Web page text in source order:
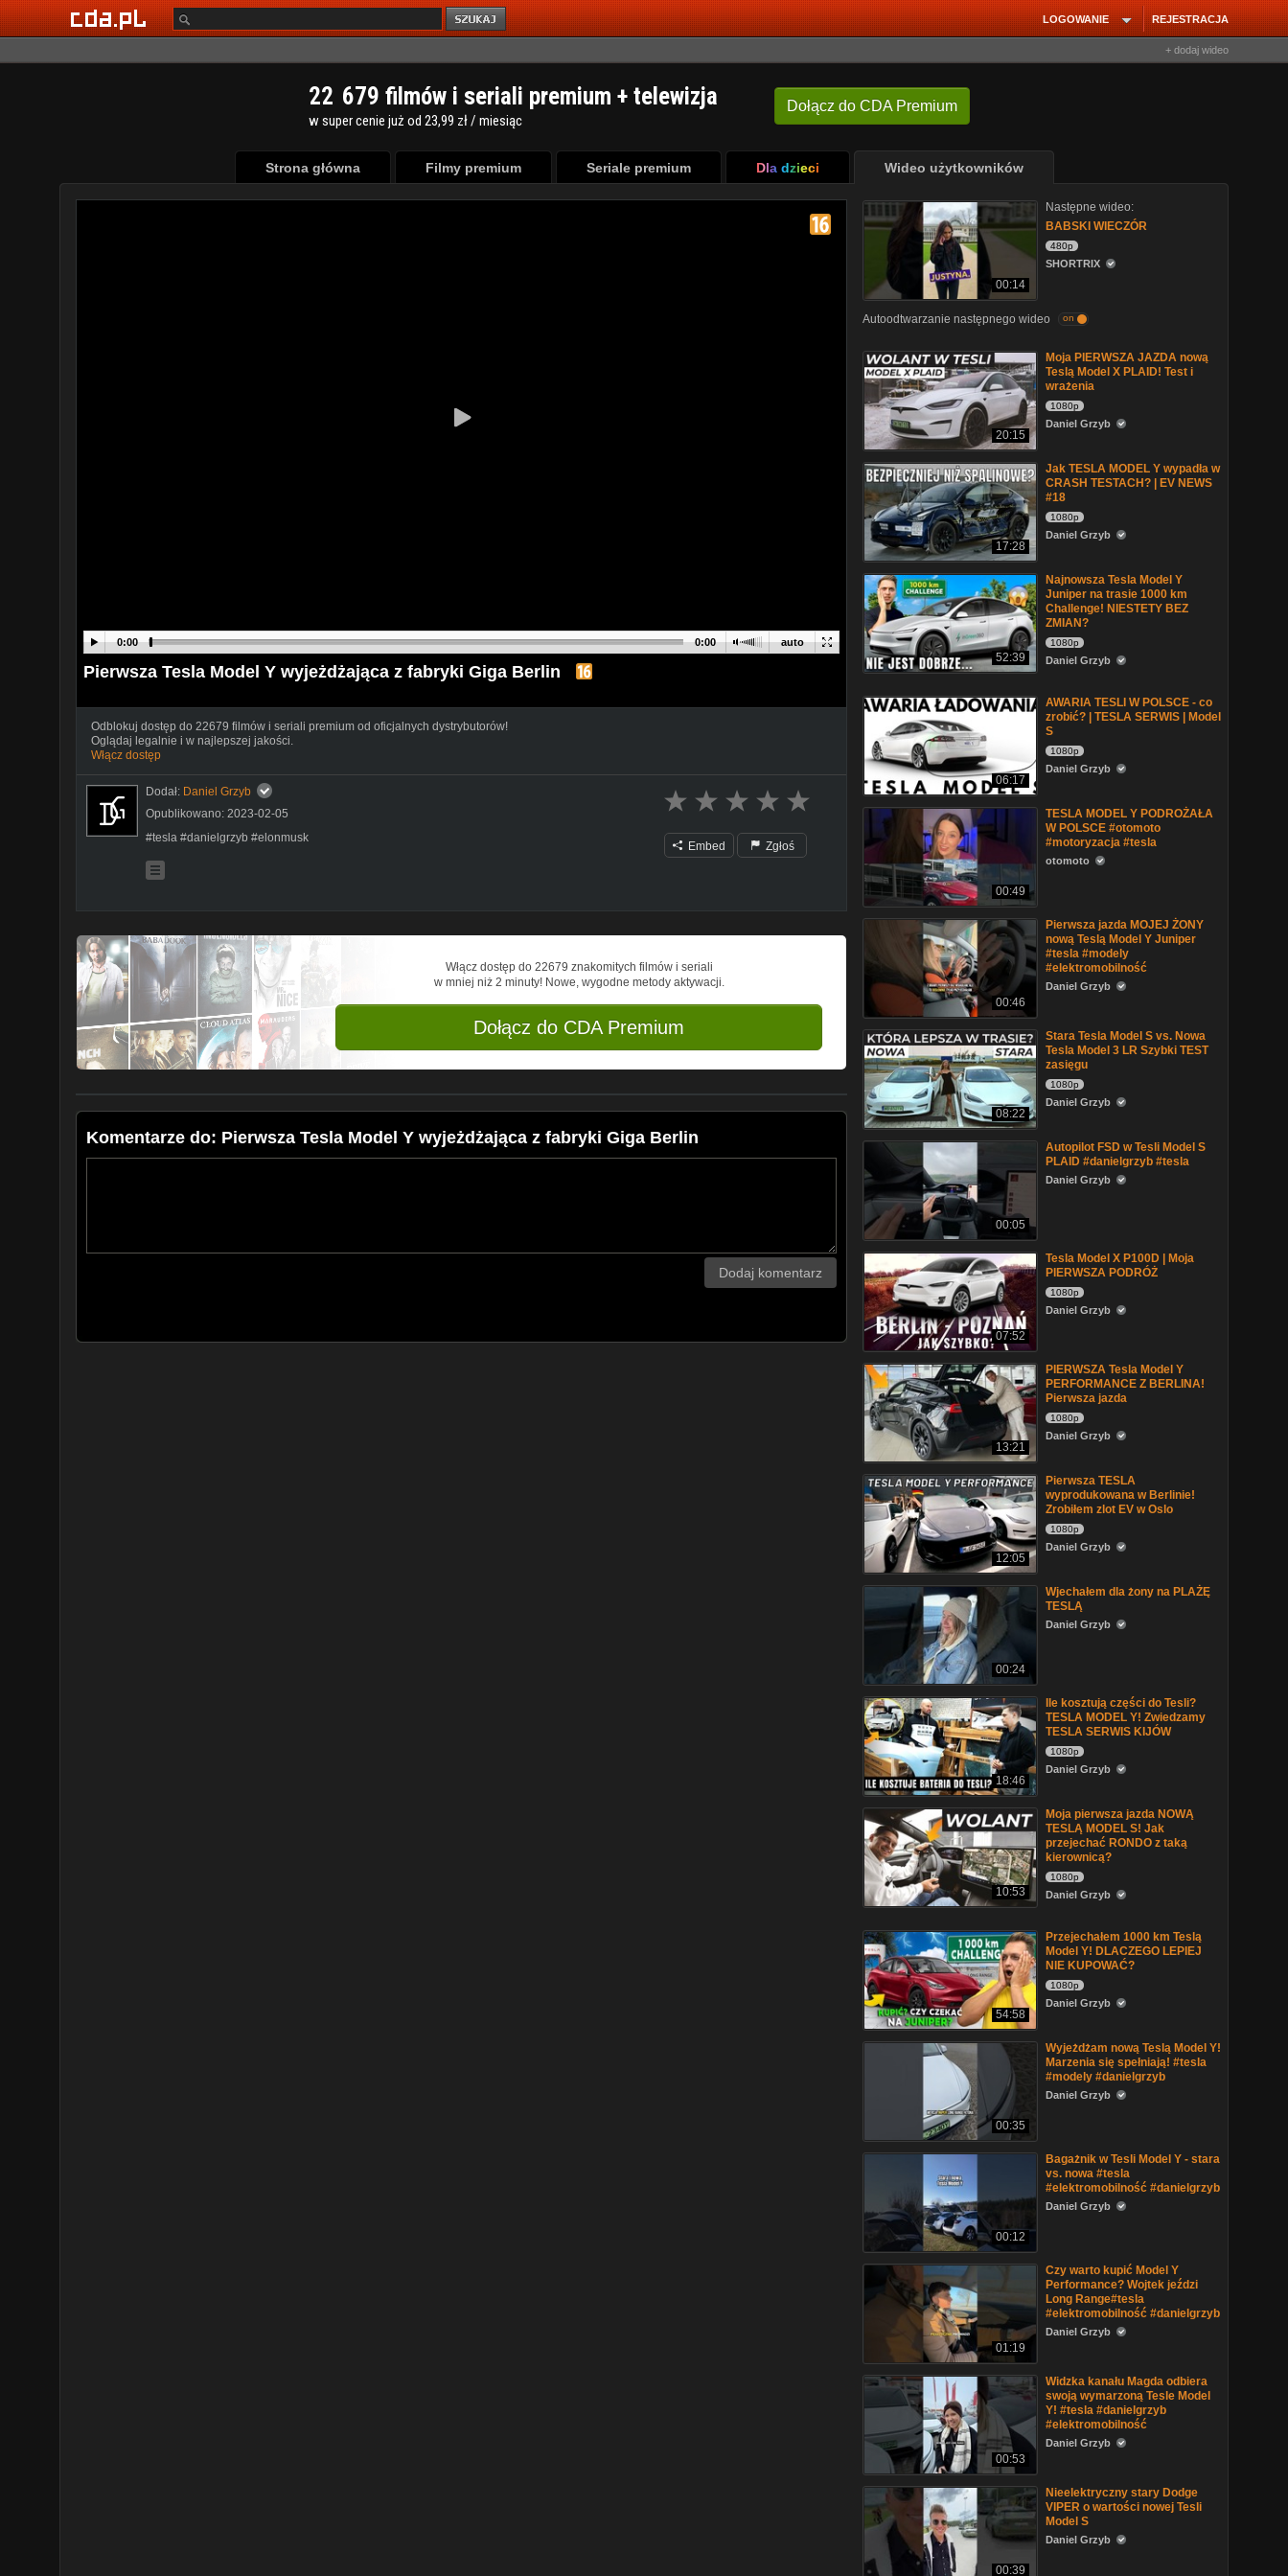
REJESTRACJA
LOGOWANIE
+ dodaj wideo
Dołącz do CDA Premium
22 679 filmów i seriali premium + telewizja
w super cenie już od 23,99 zł / miesiąc
Strona główna Filmy premium Seriale premium Dla dzieci Wideo użytkowników
auto
0:00 0:00
Pierwsza Tesla Model Y wyjeżdżająca z fabryki Giga Berlin
Odblokuj dostęp do 22679 filmów i seriali premium od oficjalnych dystrybutorów!
Oglądaj legalnie i w najlepszej jakości.
Włącz dostęp
Dodał: Daniel Grzyb
Opublikowano: 2023-02-05
#tesla #danielgrzyb #elonmusk
Embed Zgłoś
Włącz dostęp do 22679 znakomitych filmów i seriali
w mniej niż 2 minuty! Nowe, wygodne metody aktywacji.
Dołącz do CDA Premium
Komentarze do: Pierwsza Tesla Model Y wyjeżdżająca z fabryki Giga Berlin
Dodaj komentarz
00:14
Następne wideo:
BABSKI WIECZÓR
480p
SHORTRIX
Autoodtwarzanie następnego wideo on
20:15
Moja PIERWSZA JAZDA nową
Teslą Model X PLAID! Test i
wrażenia
1080p
Daniel Grzyb
17:28
Jak TESLA MODEL Y wypadła w
CRASH TESTACH? | EV NEWS
#18
1080p
Daniel Grzyb
52:39
Najnowsza Tesla Model Y
Juniper na trasie 1000 km
Challenge! NIESTETY BEZ
ZMIAN?
1080p
Daniel Grzyb
06:17
AWARIA TESLI W POLSCE - co
zrobić? | TESLA SERWIS | Model
S
1080p
Daniel Grzyb
00:49
TESLA MODEL Y PODROŻAŁA
W POLSCE #otomoto
#motoryzacja #tesla
otomoto
00:46
Pierwsza jazda MOJEJ ŻONY
nową Teslą Model Y Juniper
#tesla #modely
#elektromobilność
Daniel Grzyb
08:22
Stara Tesla Model S vs. Nowa
Tesla Model 3 LR Szybki TEST
zasięgu
1080p
Daniel Grzyb
00:05
Autopilot FSD w Tesli Model S
PLAID #danielgrzyb #tesla
Daniel Grzyb
07:52
Tesla Model X P100D | Moja
PIERWSZA PODRÓŻ
1080p
Daniel Grzyb
13:21
PIERWSZA Tesla Model Y
PERFORMANCE Z BERLINA!
Pierwsza jazda
1080p
Daniel Grzyb
12:05
Pierwsza TESLA
wyprodukowana w Berlinie!
Zrobiłem zlot EV w Oslo
1080p
Daniel Grzyb
00:24
Wjechałem dla żony na PLAŻĘ
TESLĄ
Daniel Grzyb
18:46
Ile kosztują części do Tesli?
TESLA MODEL Y! Zwiedzamy
TESLA SERWIS KIJÓW
1080p
Daniel Grzyb
10:53
Moja pierwsza jazda NOWĄ
TESLĄ MODEL S! Jak
przejechać RONDO z taką
kierownicą?
1080p
Daniel Grzyb
54:58
Przejechałem 1000 km Teslą
Model Y! DLACZEGO LEPIEJ
NIE KUPOWAĆ?
1080p
Daniel Grzyb
00:35
Wyjeżdżam nową Teslą Model Y!
Marzenia się spełniają! #tesla
#modely #danielgrzyb
Daniel Grzyb
00:12
Bagażnik w Tesli Model Y - stara
vs. nowa #tesla
#elektromobilność #danielgrzyb
Daniel Grzyb
01:19
Czy warto kupić Model Y
Performance? Wojtek jeździ
Long Range#tesla
#elektromobilność #danielgrzyb
Daniel Grzyb
00:53
Widzka kanału Magda odbiera
swoją wymarzoną Tesle Model
Y! #tesla #danielgrzyb
#elektromobilność
Daniel Grzyb
00:39
Nieelektryczny stary Dodge
VIPER o wartości nowej Tesli
Model S
Daniel Grzyb